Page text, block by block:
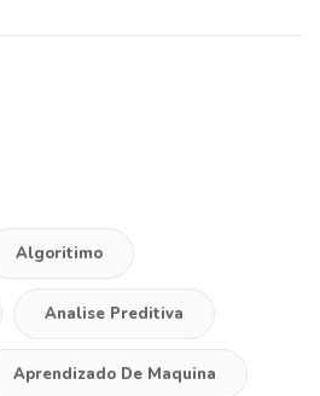
Algoritimo
Analise Preditiva
Aprendizado De Maquina